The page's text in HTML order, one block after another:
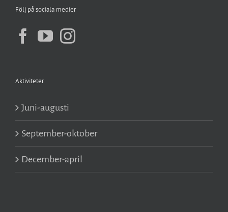
Följ på sociala medier
Aktiviteter
Juni-augusti
September-oktober
December-april